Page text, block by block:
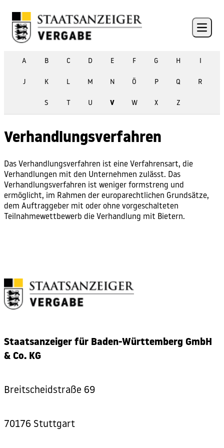
Open
A B C D E F G H I
J K L M N Ö P Q R
S T U V W X Z
Verhandlungsverfahren
Das Verhandlungsverfahren ist eine Verfahrensart, die
Verhandlungen mit den Unternehmen zulässt. Das
Verhandlungsverfahren ist weniger formstreng und
ermöglicht, im Rahmen der europarechtlichen Grundsätze,
dem Auftraggeber mit oder ohne vorgeschalteten
Teilnahmewettbewerb die Verhandlung mit Bietern.
Staatsanzeiger für Baden-Württemberg GmbH
& Co. KG
Breitscheidstraße 69
70176 Stuttgart